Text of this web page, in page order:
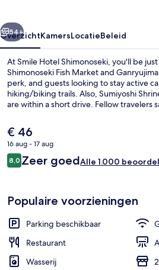
Volgende
54+
OverzichtKamersLocatieBeleid
At Smile Hotel Shimonoseki, you'll be
Shimonoseki Fish Market and
perk, and guests looking to stay active
hiking/biking trails. Also, Sumiyoshi
are within a short drive. Fellow travelers
De
huidige
prijs
is
€ 46
16 aug - 17 aug
Beoordelingen
8,08,0 op 10 –
Zeer goedAlle 1.000
Populaire voorzieningen
Parking beschikbaar
Restaurant
Wasserij